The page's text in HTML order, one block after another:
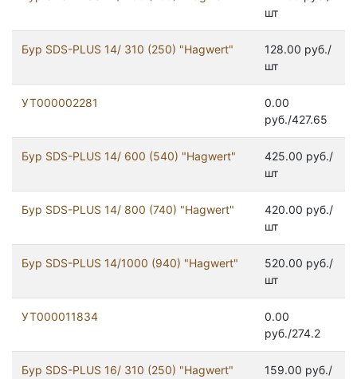
шт
Бур SDS-PLUS 14/ 310 (250) "Hagwert"
128.00 руб./
шт
УТ000002281
0.00
руб./427.65
Бур SDS-PLUS 14/ 600 (540) "Hagwert"
425.00 руб./
шт
Бур SDS-PLUS 14/ 800 (740) "Hagwert"
420.00 руб./
шт
Бур SDS-PLUS 14/1000 (940) "Hagwert"
520.00 руб./
шт
УТ000011834
0.00
руб./274.2
Бур SDS-PLUS 16/ 310 (250) "Hagwert"
159.00 руб./